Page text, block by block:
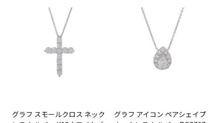
グラフ スモールクロス ネック
グラフ アイコン ペアシェイプ